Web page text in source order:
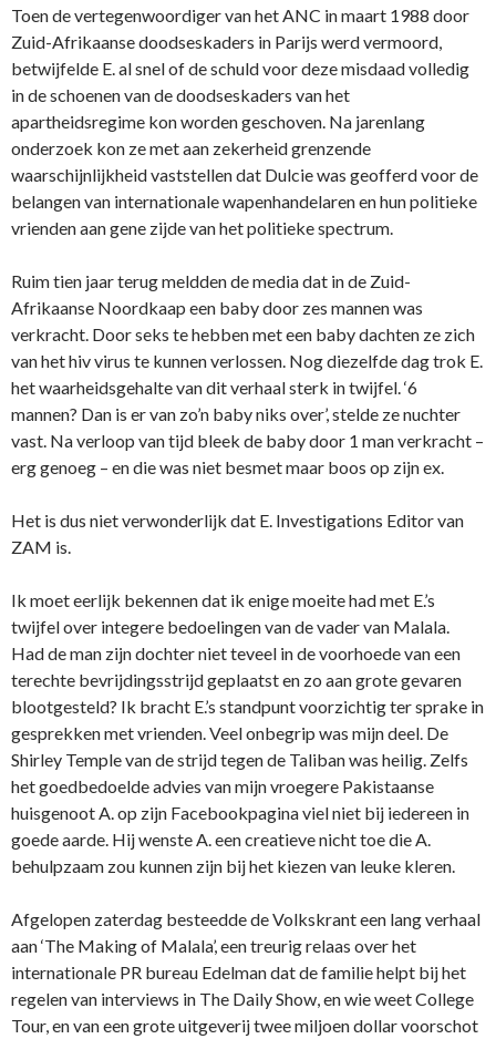
Toen de vertegenwoordiger van het ANC in maart 1988 door
Zuid-Afrikaanse doodseskaders in Parijs werd vermoord,
betwijfelde E. al snel of de schuld voor deze misdaad volledig
in de schoenen van de doodseskaders van het
apartheidsregime kon worden geschoven. Na jarenlang
onderzoek kon ze met aan zekerheid grenzende
waarschijnlijkheid vaststellen dat Dulcie was geofferd voor de
belangen van internationale wapenhandelaren en hun politieke
vrienden aan gene zijde van het politieke spectrum.
Ruim tien jaar terug meldden de media dat in de Zuid-
Afrikaanse Noordkaap een baby door zes mannen was
verkracht. Door seks te hebben met een baby dachten ze zich
van het hiv virus te kunnen verlossen. Nog diezelfde dag trok E.
het waarheidsgehalte van dit verhaal sterk in twijfel. ‘6
mannen? Dan is er van zo’n baby niks over’, stelde ze nuchter
vast. Na verloop van tijd bleek de baby door 1 man verkracht –
erg genoeg – en die was niet besmet maar boos op zijn ex.
Het is dus niet verwonderlijk dat E. Investigations Editor van
ZAM is.
Ik moet eerlijk bekennen dat ik enige moeite had met E.’s
twijfel over integere bedoelingen van de vader van Malala.
Had de man zijn dochter niet teveel in de voorhoede van een
terechte bevrijdingsstrijd geplaatst en zo aan grote gevaren
blootgesteld? Ik bracht E.’s standpunt voorzichtig ter sprake in
gesprekken met vrienden. Veel onbegrip was mijn deel. De
Shirley Temple van de strijd tegen de Taliban was heilig. Zelfs
het goedbedoelde advies van mijn vroegere Pakistaanse
huisgenoot A. op zijn Facebookpagina viel niet bij iedereen in
goede aarde. Hij wenste A. een creatieve nicht toe die A.
behulpzaam zou kunnen zijn bij het kiezen van leuke kleren.
Afgelopen zaterdag besteedde de Volkskrant een lang verhaal
aan ‘The Making of Malala’, een treurig relaas over het
internationale PR bureau Edelman dat de familie helpt bij het
regelen van interviews in The Daily Show, en wie weet College
Tour, en van een grote uitgeverij twee miljoen dollar voorschot